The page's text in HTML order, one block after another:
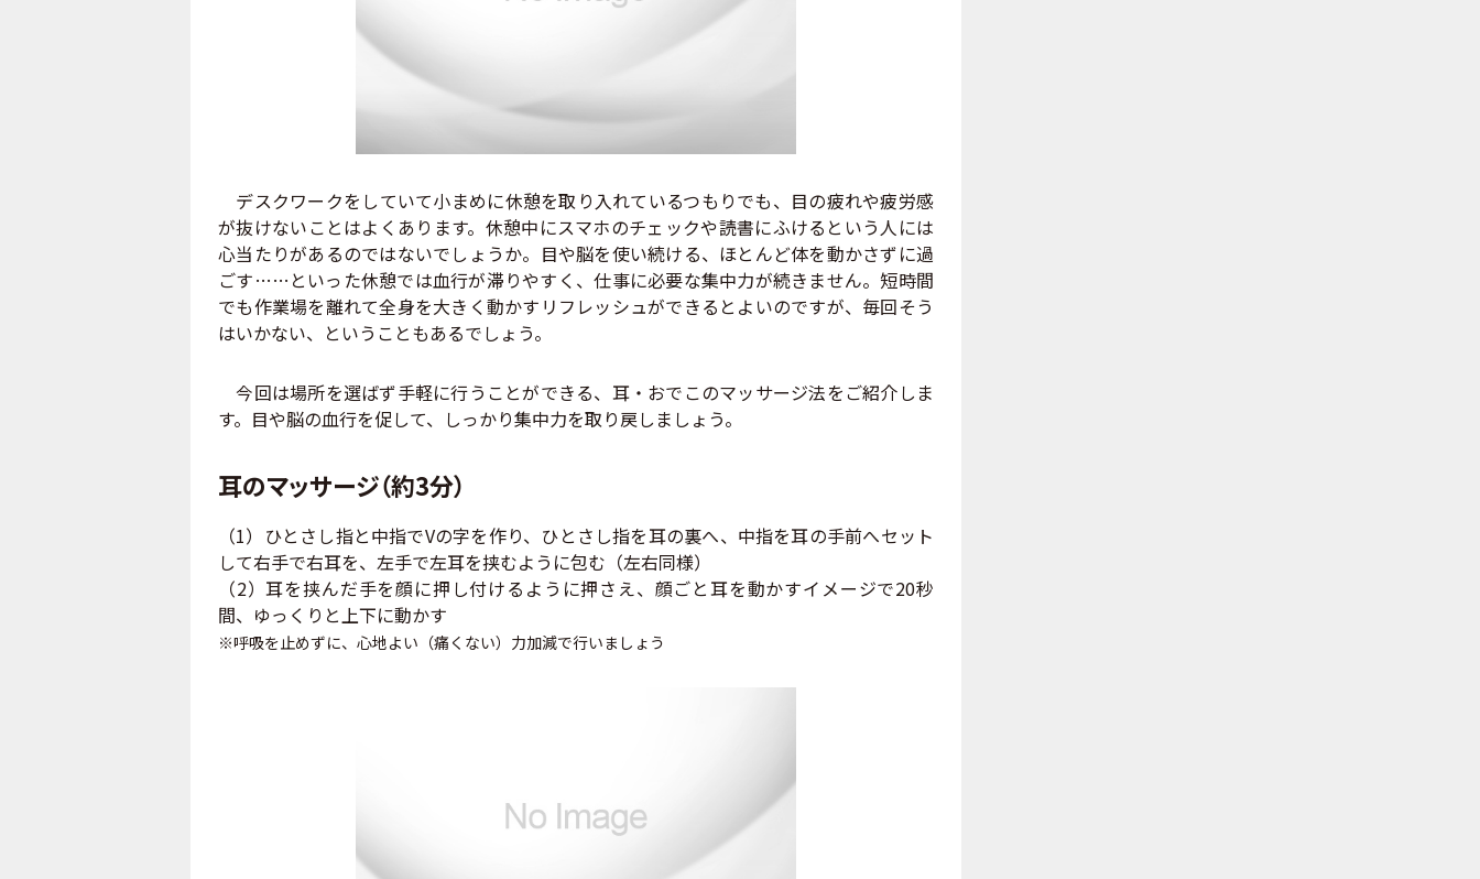
デスクワークをしていて小まめに休憩を取り入れているつもりでも、目の疲れや疲労感
が抜けないことはよくあります。休憩中にスマホのチェックや読書にふけるという人には
心当たりがあるのではないでしょうか。目や脳を使い続ける、ほとんど体を動かさずに過
ごす……といった休憩では血行が滞りやすく、仕事に必要な集中力が続きません。短時間
でも作業場を離れて全身を大きく動かすリフレッシュができるとよいのですが、毎回そう
はいかない、ということもあるでしょう。
今回は場所を選ばず手軽に行うことができる、耳・おでこのマッサージ法をご紹介しま
す。目や脳の血行を促して、しっかり集中力を取り戻しましょう。
耳のマッサージ（約3分）
（1）ひとさし指と中指でVの字を作り、ひとさし指を耳の裏へ、中指を耳の手前へセット
して右手で右耳を、左手で左耳を挟むように包む（左右同様）
（2）耳を挟んだ手を顔に押し付けるように押さえ、顔ごと耳を動かすイメージで20秒
間、ゆっくりと上下に動かす
※呼吸を止めずに、心地よい（痛くない）力加減で行いましょう